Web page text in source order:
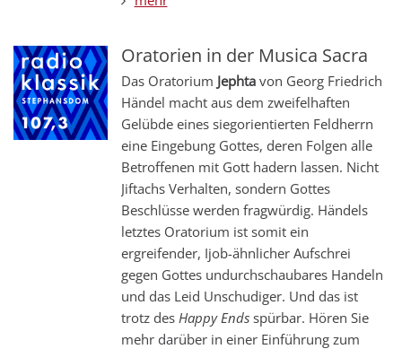
Oratorien in der Musica Sacra
Das Oratorium Jephtavon Georg Friedrich
Händel macht aus dem zweifelhaften
Gelübde eines siegorientierten Feldherrn
eine Eingebung Gottes, deren Folgen alle
Betroffenen mit Gott hadern lassen. Nicht
Jiftachs Verhalten, sondern Gottes
Beschlüsse werden fragwürdig. Händels
letztes Oratorium ist somit ein
ergreifender, Ijob-ähnlicher Aufschrei
gegen Gottes undurchschaubares Handeln
und das Leid Unschudiger. Und das ist
trotz des Happy Endsspürbar. Hören Sie
mehr darüber in einer Einführung zum